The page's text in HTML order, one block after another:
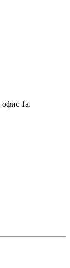
офис 1а.